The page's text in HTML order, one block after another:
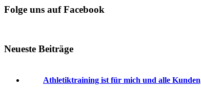
Folge uns auf Facebook
Neueste Beiträge
Athletiktraining ist für mich und alle